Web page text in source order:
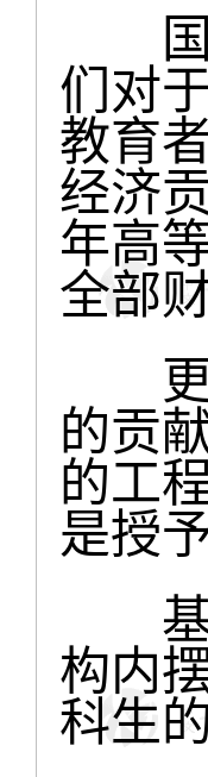
国
们对
教育
经济
年高
全部
更
的贡
的工
是授
基
构内
科生